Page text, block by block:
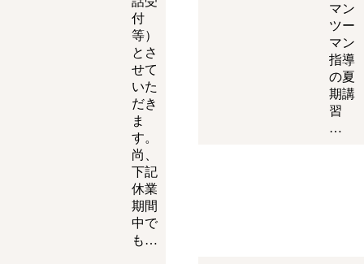
付
等）
とさ
せて
いた
だき
ま
す。
尚、
下記
休業
期間
中で
も…
マン
ツー
マン
指導
の夏
期講
習
…